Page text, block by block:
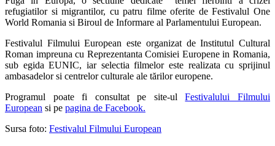
refugiatilor si migrantilor, cu patru filme oferite de Festivalul One
World Romania si Biroul de Informare al Parlamentului European.
Festivalul Filmului European este organizat de Institutul Cultural
Roman impreuna cu Reprezentanta Comisiei Europene in Romania,
sub egida EUNIC, iar selectia filmelor este realizata cu sprijinul
ambasadelor si centrelor culturale ale tărilor europene.
Programul poate fi consultat pe site-ulFestivalului Filmului
European si pe pagina de Facebook.
Sursa foto: Festivalul Filmului European